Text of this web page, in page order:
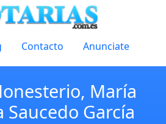
Contacto Anunciate
María
Saucedo García